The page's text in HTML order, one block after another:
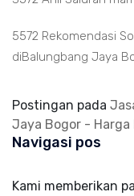
5572 Rekomendasi
diBalungbang Jaya
Postingan pada
Jaya Bogor -
Navigasi pos
Kami memberikan